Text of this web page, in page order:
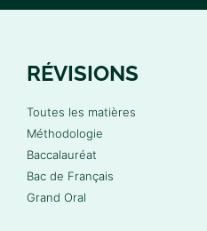
RÉVISIONS
Toutes les matières
Méthodologie
Baccalauréat
Bac de Français
Grand Oral